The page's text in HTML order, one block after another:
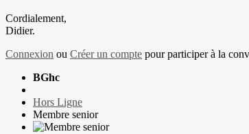
Cordialement,
Didier.
Connexion ou Créer un compte pour participer à la
BGhc
Hors Ligne
Membre senior